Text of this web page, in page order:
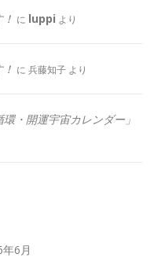
に luppi より
に 兵藤知子 より
・開運宇宙カレンダー」
6月